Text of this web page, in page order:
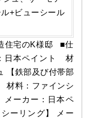
+ビューシール
住宅のK様邸 ■仕
日本ペイント 材
【鉄部及び付帯部
材料：ファインシ
メーカー：日本ペ
ーリング】 メー